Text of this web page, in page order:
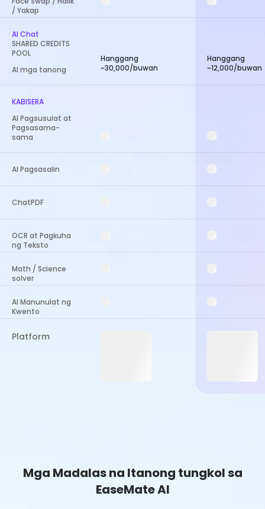
/ Yakap
AI Chat
SHARED CREDITS
POOL
AI mga tanong
KABISERA
AI Pagsusulat at
Pagsasama-
sama
AI Pagsasalin
ChatPDF
OCR at Pagkuha
ng Teksto
Math / Science
solver
AI Manunulat ng
Kwento
Platform
Hanggang
~30,000/buwan
Hanggang
~12,000/buwan
Mga Madalas na Itanong tungkol sa
EaseMate AI